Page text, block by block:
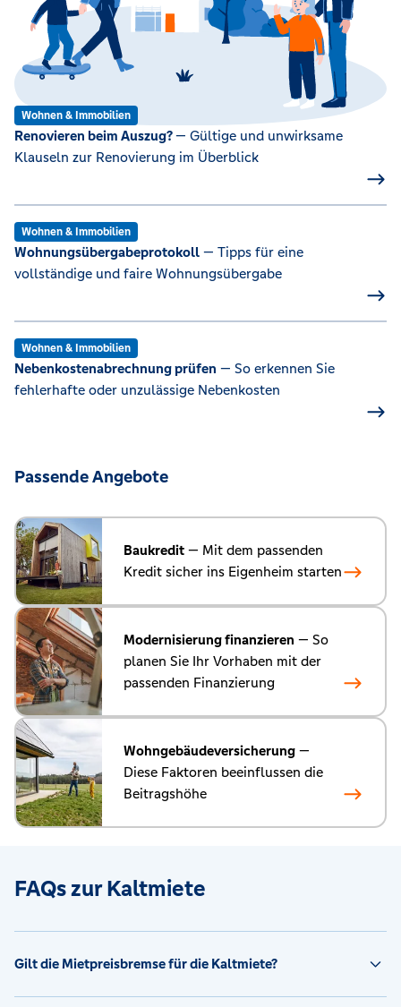
Wohnen & Immobilien
Renovieren beim Auszug?— Gültige und unwirksame
Klauseln zur Renovierung im Überblick
Wohnen & Immobilien
Wohnungsübergabeprotokoll — Tipps für eine
vollständige und faire Wohnungsübergabe
Wohnen & Immobilien
Nebenkostenabrechnung prüfen — So erkennen Sie
fehlerhafte oder unzulässige Nebenkosten
Passende Angebote
Baukredit — Mit dem passenden
Kredit sicher ins Eigenheim starten
Modernisierung finanzieren — So
planen Sie Ihr Vorhaben mit der
passenden Finanzierung
Wohngebäudeversicherung —
Diese Faktoren beeinflussen die
Beitragshöhe
FAQs zur Kaltmiete
Gilt die Mietpreisbremse für die Kaltmiete?